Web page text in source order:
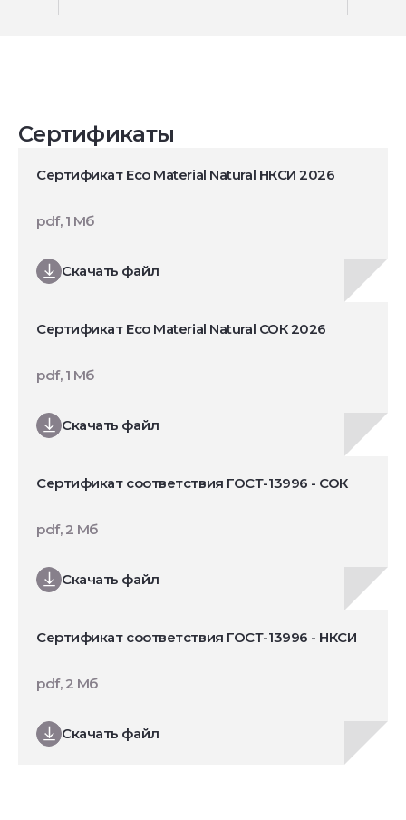
Сертификаты
Сертификат Eco Material Natural НКСИ 2026
Скачать файл
pdf, 1 Мб
Сертификат Eco Material Natural СОК 2026
Скачать файл
pdf, 1 Мб
Сертификат соответствия ГОСТ-13996 - СОК
Скачать файл
pdf, 2 Мб
Сертификат соответствия ГОСТ-13996 - НКСИ
Скачать файл
pdf, 2 Мб